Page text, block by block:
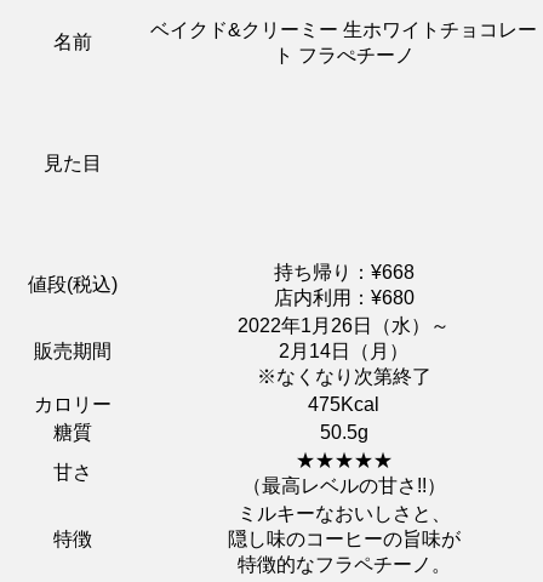
名前
ベイクド&クリーミー 生ホワイトチョコレー
ト フラぺチーノ
見た目
値段(税込)
持ち帰り：¥668
店内利用：¥680
販売期間
2022年1月26日（水）～
2月14日（月）
※なくなり次第終了
カロリー
475Kcal
糖質
50.5g
甘さ
★★★★★
（最高レベルの甘さ!!）
特徴
ミルキーなおいしさと、
隠し味のコーヒーの旨味が
特徴的なフラペチーノ。